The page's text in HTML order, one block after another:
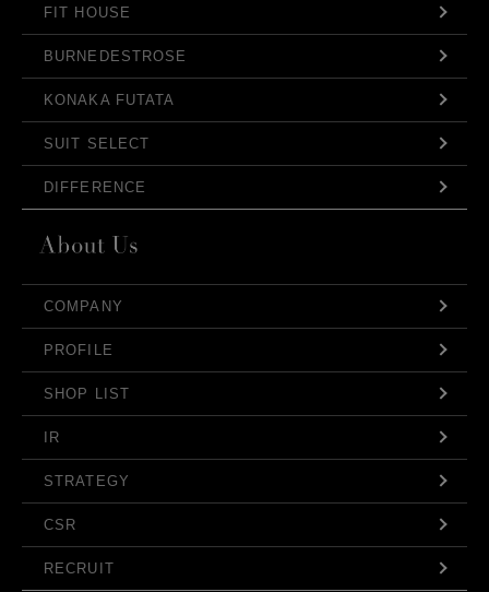
FIT HOUSE
BURNEDESTROSE
KONAKA FUTATA
SUIT SELECT
DIFFERENCE
COMPANY
PROFILE
SHOP LIST
IR
STRATEGY
CSR
RECRUIT